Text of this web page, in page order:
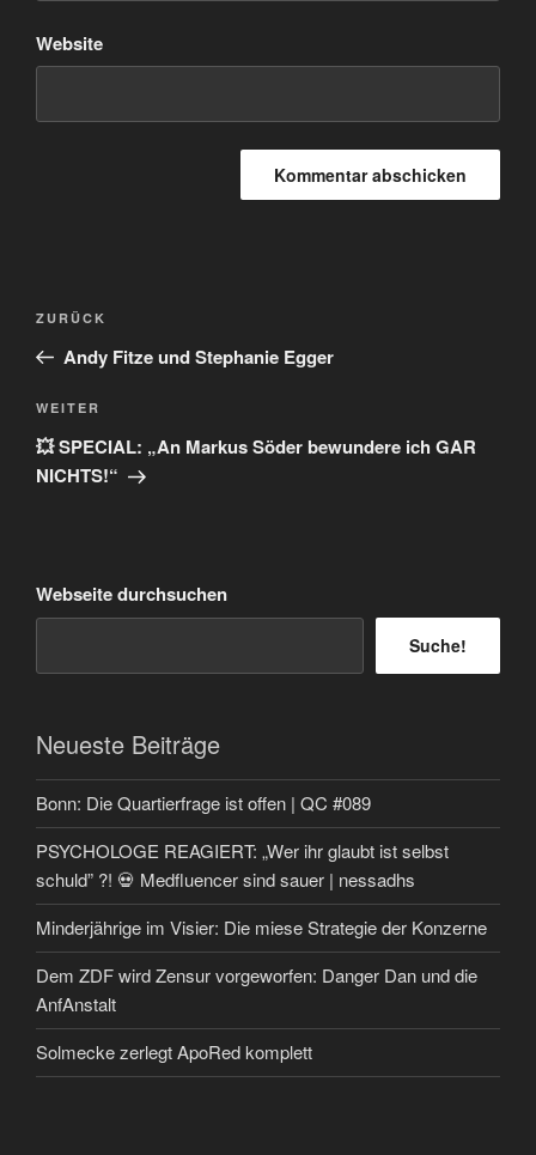
Website
Beitragsnavigation
Vorheriger
Beitrag
ZURÜCK
Andy Fitze und Stephanie Egger
Nächster
Beitrag
WEITER
💥 SPECIAL: „An Markus Söder bewundere ich GAR
NICHTS!“
Webseite durchsuchen
Suche!
Neueste Beiträge
Bonn: Die Quartierfrage ist offen | QC #089
PSYCHOLOGE REAGIERT: „Wer ihr glaubt ist selbst
schuld” ?! 💀 Medfluencer sind sauer | nessadhs
Minderjährige im Visier: Die miese Strategie der Konzerne
Dem ZDF wird Zensur vorgeworfen: Danger Dan und die
AnfAnstalt
Solmecke zerlegt ApoRed komplett